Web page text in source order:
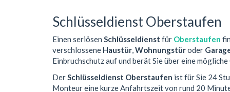
Schlüsseldienst Oberstaufen
Einen seriösen Schlüsseldienst für Oberstaufen
verschlossene Haustür,Wohnungstüroder
Einbruchschutz auf und berät Sie über eine
DerSchlüsseldienst Oberstaufen ist für Sie 24
Monteur eine kurze Anfahrtszeit von rund 20